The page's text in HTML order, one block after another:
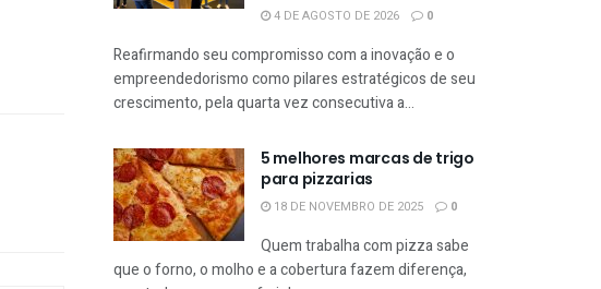
4 DE AGOSTO DE 2026 0
Reafirmando seu compromisso com a inovação e o
empreendedorismo como pilares estratégicos de seu
crescimento, pela quarta vez consecutiva a...
5 melhores marcas de trigo
para pizzarias
18 DE NOVEMBRO DE 2025 0
Quem trabalha com pizza sabe
que o forno, o molho e a cobertura fazem diferença,